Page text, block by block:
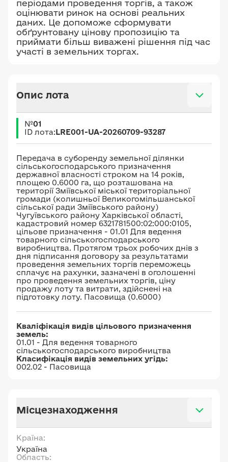
періодами проведення торгів, а також
оцінювати ринок на основі реальних
даних. Це допоможе сформувати
обґрунтовану цінову пропозицію та
приймати більш виважені рішення під час
участі в земельних торгах.
Опис лота
№01
ID лота:LRE001-UA-20260709-93287
Передача в суборенду земельної ділянки
сільськогосподарського призначення
державної власності строком на 14 років,
площею 0.6000 га, що розташована на
території Зміївської міської територіальної
громади (колишньої Великогомільшанської
сільської ради Зміївського району)
Чугуївського району Харківської області,
кадастровий номер 6321781500:02:000:0105,
цільове призначення - 01.01 Для ведення
товарного сільськогосподарського
виробництва. Протягом трьох робочих днів з
дня підписання договору за результатами
проведення земельних торгів переможець
сплачує на рахунки, зазначені в оголошенні
про проведення земельних торгів, ціну
продажу лоту та витрати, здійснені на
підготовку лоту. Пасовища (0.6000)
Кваліфікація видів цільового призначення
земель:
01.01 - Для ведення товарного
сільськогосподарського виробництва
Класифікація видів земельних угідь:
002.02 - Пасовища
Місцезнаходження
Країна:
Україна
Область: